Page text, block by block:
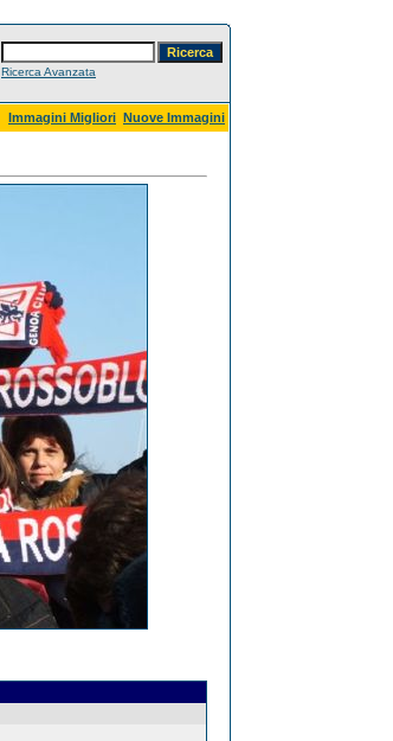
Ricerca Avanzata
Immagini Migliori Nuove Immagini